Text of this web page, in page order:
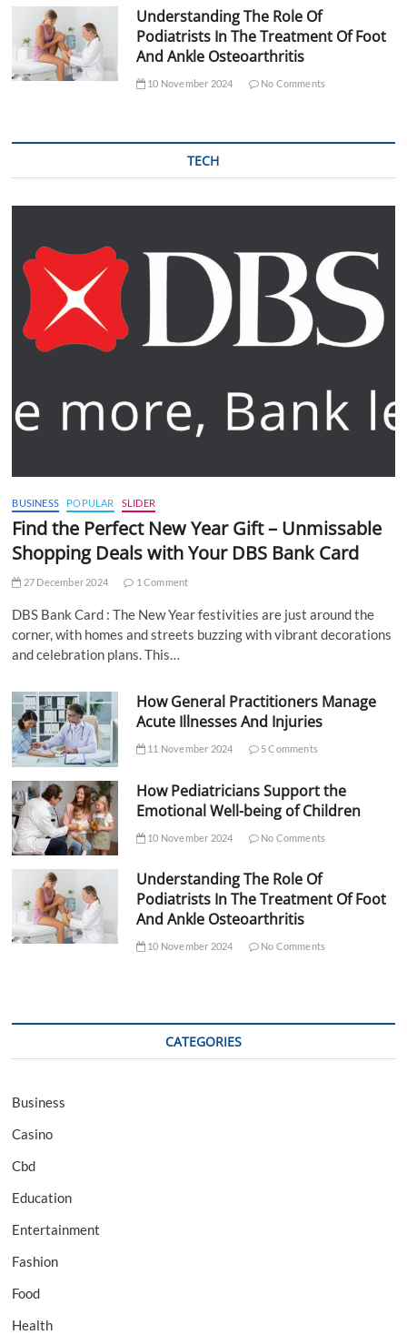
Understanding The Role Of
Podiatrists In The Treatment Of Foot
And Ankle Osteoarthritis
10 November 2024 No Comments
TECH
BUSINESS POPULAR SLIDER
Find the Perfect New Year Gift – Unmissable
Shopping Deals with Your DBS Bank Card
27 December 2024 1 Comment
DBS Bank Card : The New Year festivities are just around the
corner, with homes and streets buzzing with vibrant decorations
and celebration plans. This…
How General Practitioners Manage
Acute Illnesses And Injuries
11 November 2024 5 Comments
How Pediatricians Support the
Emotional Well-being of Children
10 November 2024 No Comments
Understanding The Role Of
Podiatrists In The Treatment Of Foot
And Ankle Osteoarthritis
10 November 2024 No Comments
CATEGORIES
Business
Casino
Cbd
Education
Entertainment
Fashion
Food
Health